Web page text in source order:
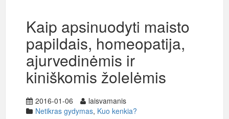
Kaip apsinuodyti maisto
papildais, homeopatija,
ajurvedinėmis ir
kiniškomis žolelėmis
2016-01-06
laisvamanis
Netikras gydymas, Kuo kenkia?